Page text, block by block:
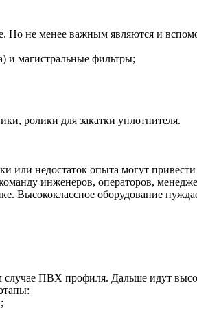
Но не менее важным являются и
и магистральные фильтры;
ролики для закатки уплотнителя.
или недостаток опыта могут
инженеров, операторов,
Высококлассное оборудование
случае ПВХ профиля. Дальше идут